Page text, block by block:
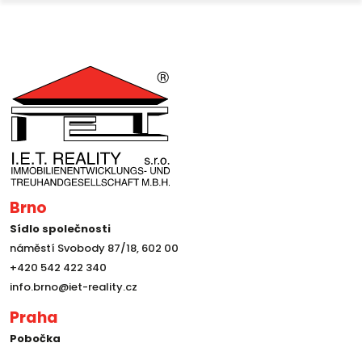
Brno
Sídlo společnosti
náměstí Svobody 87/18, 602 00
+420 542 422 340
info.brno@iet-reality.cz
Praha
Pobočka